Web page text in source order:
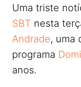
Uma triste
SBT nesta
Andrade, uma
programa
anos.